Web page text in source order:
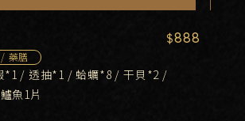
888
藥膳
*1 / 透抽*1 / 蛤蠣*8 / 干貝*2 /
魚1片